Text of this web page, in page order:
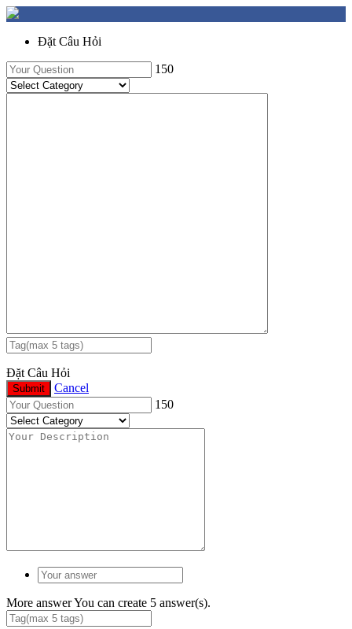
Đặt Câu Hỏi
150
Đặt Câu Hỏi
Submit
Cancel
150
More answerYou can create 5 answer(s).